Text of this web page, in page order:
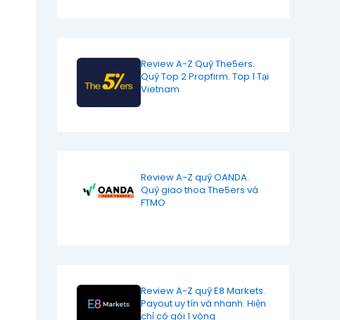
Review A-Z Quỹ The5ers.
Quỹ Top 2 Propfirm. Top 1 Tại
Vietnam
Review A-Z quỹ OANDA.
Quỹ giao thoa The5ers và
FTMO
Review A-Z quỹ E8 Markets.
Payout uy tín và nhanh. Hiện
chỉ có gói 1 vòng